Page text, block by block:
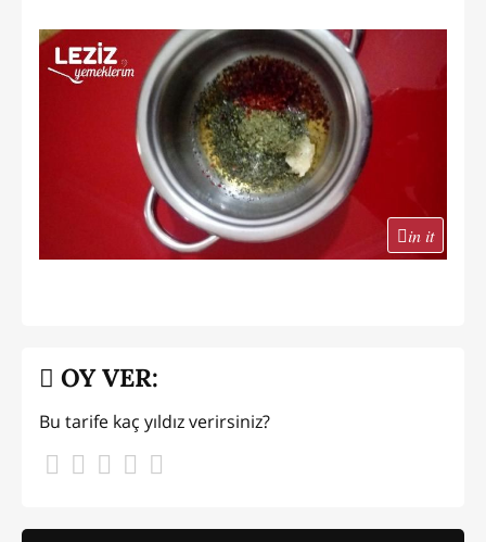
in it
OY VER:
Bu tarife kaç yıldız verirsiniz?